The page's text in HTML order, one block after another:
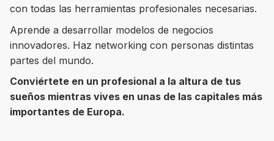
intensivo
Barbie Castoldi
Estudia Business en Auckland
con todas las herramientas profesionales necesarias.
Aprende a desarrollar modelos de negocios
innovadores. Haz networking con personas distintas
partes del mundo.
Conviértete en un profesional a la altura de tus
sueños mientras vives en unas de las capitales más
importantes de Europa.